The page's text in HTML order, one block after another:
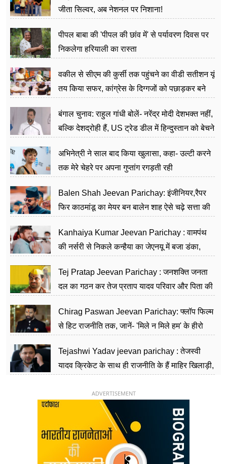
जीता सिल्वर, अब नेशनल पर निशाना!
पीपल बाबा की 'पीपल की छांव में' से पर्यावरण दिवस पर
निकलेगा हरियाली का रास्ता
वकील से सीएम की कुर्सी तक पहुंचने का वीडी सतीशन यूं
तय किया सफर, कांग्रेस के दिग्गजों को पछाड़कर बने
बंगाल चुनाव: राहुल गांधी बोलें- नरेंद्र मोदी देशभक्त नहीं,
बल्कि देशद्रोही हैं, US ट्रेड डील में हिन्दुस्तान को बेचने
अभिनेत्री ने साल बाद किया खुलासा, कहा- उल्टी करने
तक मेरे चेहरे पर अपना गुप्तांग रगड़ती रही
Balen Shah Jeevan Parichay: इंजीनियर,रैपर
फिर काठमांडू का मेयर बन बालेन शाह ऐसे चढ़े सत्ता की
Kanhaiya Kumar Jeevan Parichay : वामपंथ
की नर्सरी से निकले कन्हैया का जेएनयू में बजा डंका,
Tej Pratap Jeevan Parichay : जनशक्ति जनता
दल का गठन कर तेज प्रताप यादव परिवार और पिता की
Chirag Paswan Jeevan Parichay: फ्लॉप फिल्म
से हिट राजनीति तक, जानें- 'मिले न मिले हम' के हीरो
Tejashwi Yadav jeevan parichay : तेजस्वी
यादव क्रिकेट के साथ ही राजनीति के हैं माहिर खिलाड़ी,
ADVERTISEMENT